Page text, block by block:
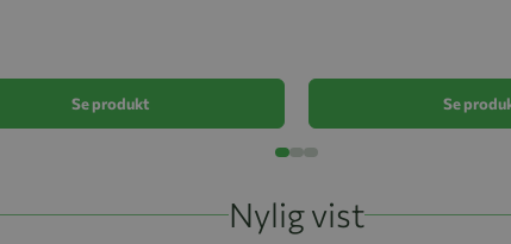
Se produkt Se
Nylig vist